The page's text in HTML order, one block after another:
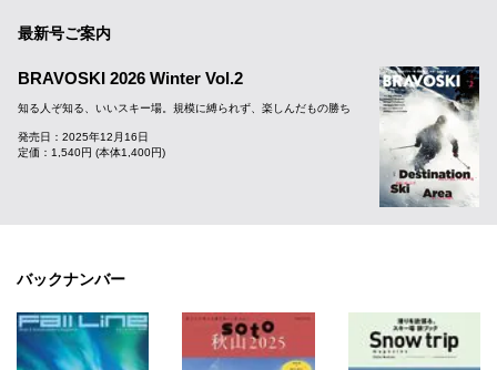
最新号ご案内
BRAVOSKI 2026 Winter Vol.2
知る人ぞ知る、いいスキー場。規模に縛られず、楽しんだもの勝ち
発売日：2025年12月16日
定価：1,540円 (本体1,400円)
バックナンバー